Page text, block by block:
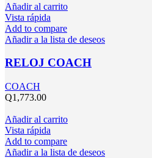
Añadir al carrito
Vista rápida
Add to compare
Añadir a la lista de deseos
RELOJ COACH
COACH
Q1,773.00
Añadir al carrito
Vista rápida
Add to compare
Añadir a la lista de deseos